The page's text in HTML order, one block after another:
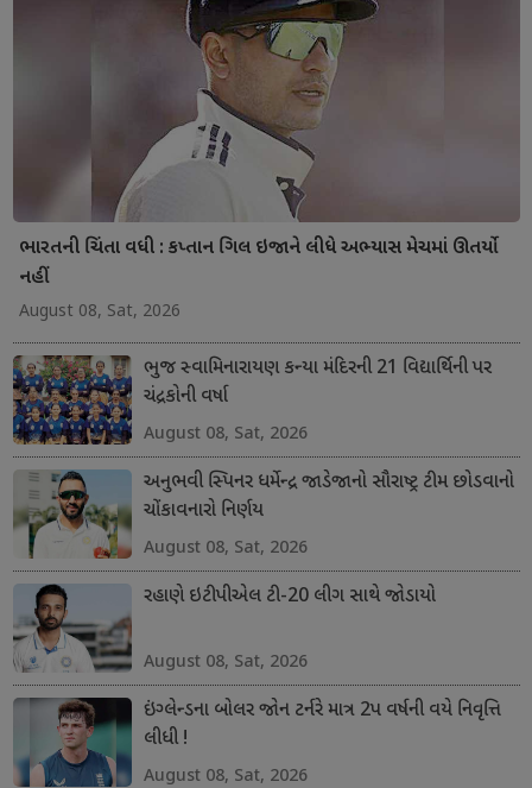
ભારતની ચિંતા વધી : કપ્તાન ગિલ ઇજાને લીધે અભ્યાસ મેચમાં ઊતર્યો
નહીં
August 08, Sat, 2026
ભુજ સ્વામિનારાયણ કન્યા મંદિરની 21 વિદ્યાર્થિની પર
ચંદ્રકોની વર્ષા
August 08, Sat, 2026
અનુભવી સ્પિનર ધર્મેન્દ્ર જાડેજાનો સૌરાષ્ટ્ર ટીમ છોડવાનો
ચોંકાવનારો નિર્ણય
August 08, Sat, 2026
રહાણે ઇટીપીએલ ટી-20 લીગ સાથે જોડાયો
August 08, Sat, 2026
ઇંગ્લેન્ડના બોલર જોન ટર્નરે માત્ર 2પ વર્ષની વયે નિવૃત્તિ
લીધી !
August 08, Sat, 2026